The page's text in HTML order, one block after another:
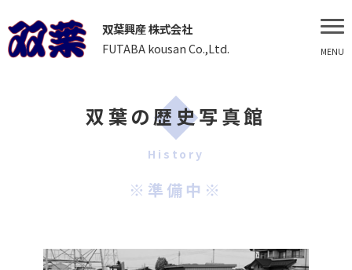
双葉興産 株式会社
FUTABA kousan Co.,Ltd.
MENU
双葉の歴史写真館
History
※準備中※